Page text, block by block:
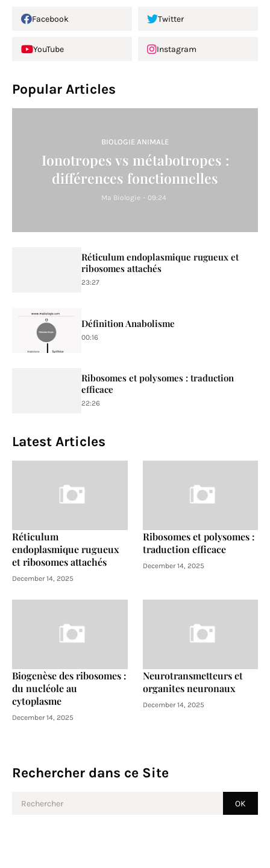
Facebook Twitter
YouTube Instagram
Popular Articles
BIOLOGIE ANIMALE
Ionotropes vs métabotropes :
différences fonctionnelles
Ma Biologie - 09:24
Réticulum endoplasmique rugueux et
ribosomes attachés
23:27
Définition Anabolisme
00:16
Ribosomes et polysomes : traduction
efficace
22:26
Latest Articles
Réticulum
endoplasmique rugueux
et ribosomes attachés
December 14, 2025
Ribosomes et polysomes :
traduction efficace
December 14, 2025
Biogenèse des ribosomes :
du nucléole au
cytoplasme
December 14, 2025
Neurotransmetteurs et
organites neuronaux
December 14, 2025
Rechercher dans ce Site